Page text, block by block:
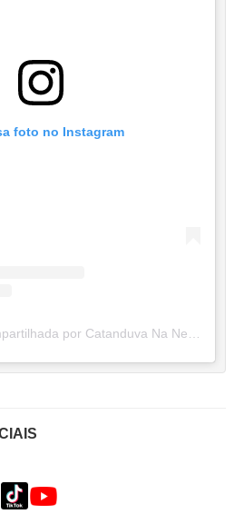
foto no Instagram